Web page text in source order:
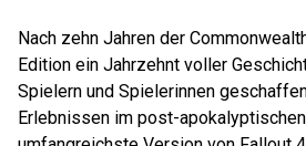
Nach zehn Jahren der
Edition ein Jahrzehnt voller
Spielern und Spielerinnen
Erlebnissen im post-